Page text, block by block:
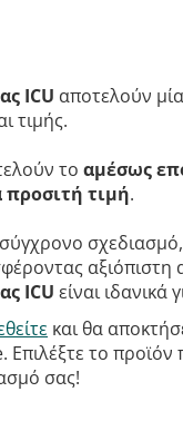
ICU αποτελούν μία
τιμής.
το αμέσως
προσιτή τιμή.
αξιόπιστη
ICU είναι
και θα
το προϊόν
σας!